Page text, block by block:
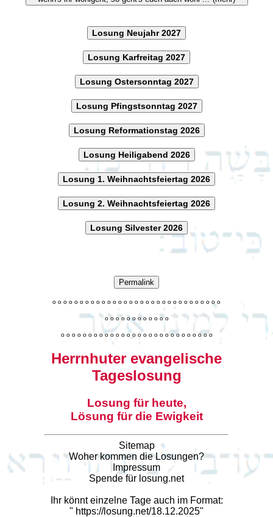
Losung Neujahr 2027
Losung Karfreitag 2027
Losung Ostersonntag 2027
Losung Pfingstsonntag 2027
Losung Reformationstag 2026
Losung Heiligabend 2026
Losung 1. Weihnachtsfeiertag 2026
Losung 2. Weihnachtsfeiertag 2026
Losung Silvester 2026
Permalink
o o o o o o o o o o o o o o o o o o o o o o o o o o o o o o o
o o o o o o o o o o o o
o o o o o o o o o o o o o o o o o o o o o o o o o o o o
Herrnhuter evangelische
Tageslosung
Losung für heute,
Lösung für die Ewigkeit
Sitemap
Woher kommen die Losungen?
Impressum
Spende für losung.net
Ihr könnt einzelne Tage auch im Format:
" https://losung.net/18.12.2025"